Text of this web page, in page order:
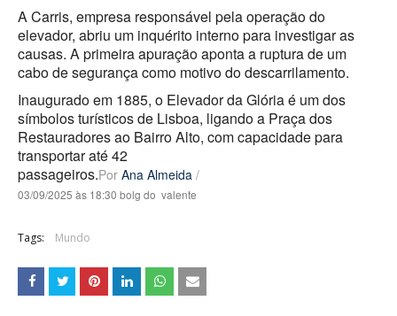
A Carris, empresa responsável pela operação do
elevador, abriu um inquérito interno para investigar as
causas. A primeira apuração aponta a ruptura de um
cabo de segurança como motivo do descarrilamento.
Inaugurado em 1885, o Elevador da Glória é um dos
símbolos turísticos de Lisboa, ligando a Praça dos
Restauradores ao Bairro Alto, com capacidade para
transportar até 42
passageiros.Por Ana Almeida /
03/09/2025 às 18:30 bolg do valente
Tags: Mundo